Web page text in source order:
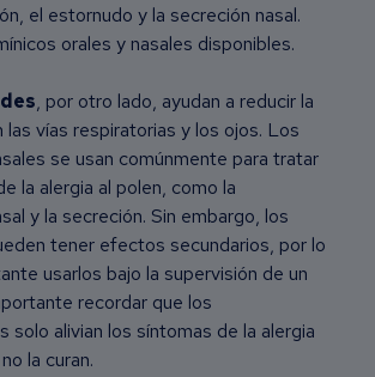
el estornudo y la secreción nasal.
orales y nasales disponibles.
, por otro lado, ayudan a reducir la
las vías respiratorias y los ojos. Los
se usan comúnmente para tratar
la alergia al polen, como la
y la secreción. Sin embargo, los
tener efectos secundarios, por lo
usarlos bajo la supervisión de un
recordar que los
solo alivian los síntomas de la alergia
la curan.